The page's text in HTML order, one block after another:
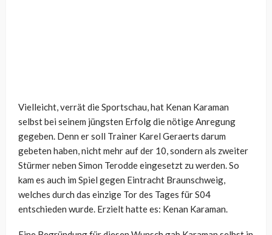
Vielleicht, verrät die Sportschau, hat Kenan Karaman
selbst bei seinem jüngsten Erfolg die nötige Anregung
gegeben. Denn er soll Trainer Karel Geraerts darum
gebeten haben, nicht mehr auf der 10, sondern als zweiter
Stürmer neben Simon Terodde eingesetzt zu werden. So
kam es auch im Spiel gegen Eintracht Braunschweig,
welches durch das einzige Tor des Tages für S04
entschieden wurde. Erzielt hatte es: Kenan Karaman.